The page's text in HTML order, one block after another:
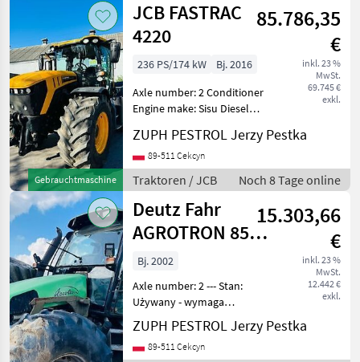
Gebrauchtmaschine
JCB FASTRAC
4220
85.786,35
€
inkl. 23 %
MwSt.
69.745 €
exkl.
236 PS/174 kW
Bj. 2016
Axle number: 2 Conditioner
Engine make: Sisu Diesel
cylindrów Gearbox engine
turbo Gross weight: 15575
Net weight: 7575 --- Stan:
Używan
ZUPH PESTROL Jerzy Pestka
89-511 Cekcyn
Traktoren / JCB Noch 8 Tage online
Deutz Fahr
AGROTRON 85
MK3
15.303,66
€
inkl. 23 %
MwSt.
12.442 €
exkl.
Bj. 2002
Axle number: 2 --- Stan:
Używany - wymaga
naprawy Sprzedam ciągnik
Deutz Fahr Agrotron 85 Mk3
z 2002 roku Cały w
ZUPH PESTROL Jerzy Pestka
89-511 Cekcyn